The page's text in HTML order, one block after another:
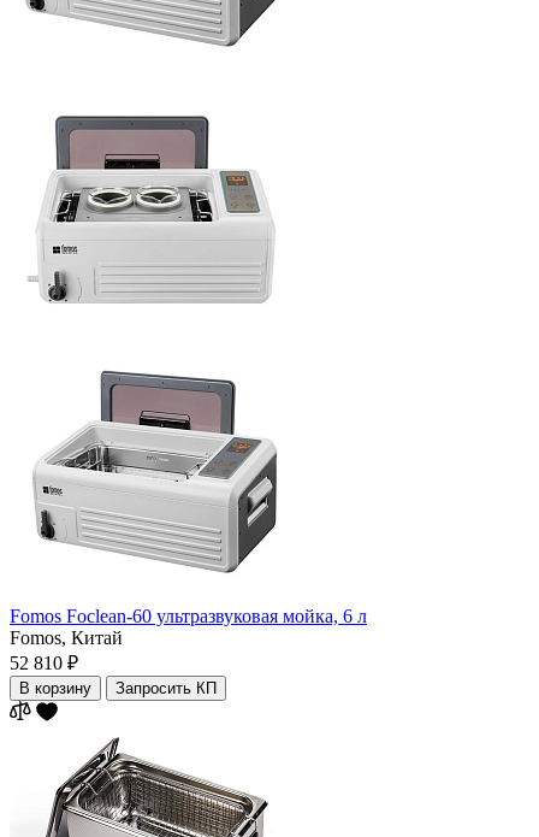
Fomos Foclean-60 ультразвуковая мойка, 6 л
Fomos, Китай
52 810 ₽
В корзину Запросить КП